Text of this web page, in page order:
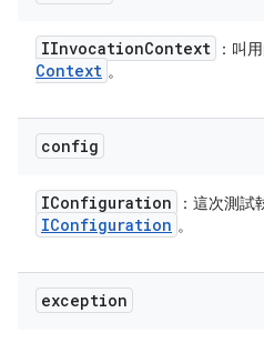
IInvocationContext ：叫
Context 。
config
IConfiguration ：這次測試
IConfiguration 。
exception